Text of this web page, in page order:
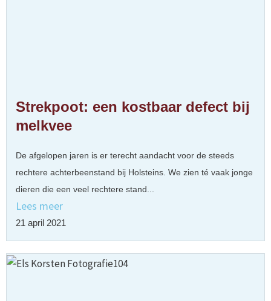
Strekpoot: een kostbaar defect bij
melkvee
De afgelopen jaren is er terecht aandacht voor de steeds
rechtere achterbeenstand bij Holsteins. We zien té vaak jonge
dieren die een veel rechtere stand...
Lees meer
21 april 2021